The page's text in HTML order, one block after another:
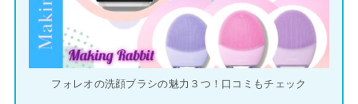
フォレオの洗顔ブラシの魅力３つ！口コミもチェック